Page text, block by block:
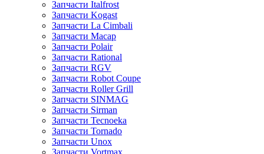
Запчасти Italfrost
Запчасти Kogast
Запчасти La Cimbali
Запчасти Macap
Запчасти Polair
Запчасти Rational
Запчасти RGV
Запчасти Robot Coupe
Запчасти Roller Grill
Запчасти SINMAG
Запчасти Sirman
Запчасти Tecnoeka
Запчасти Tornado
Запчасти Unox
Запчасти Vortmax